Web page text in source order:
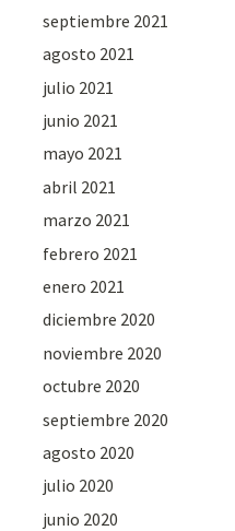
septiembre 2021
agosto 2021
julio 2021
junio 2021
mayo 2021
abril 2021
marzo 2021
febrero 2021
enero 2021
diciembre 2020
noviembre 2020
octubre 2020
septiembre 2020
agosto 2020
julio 2020
junio 2020